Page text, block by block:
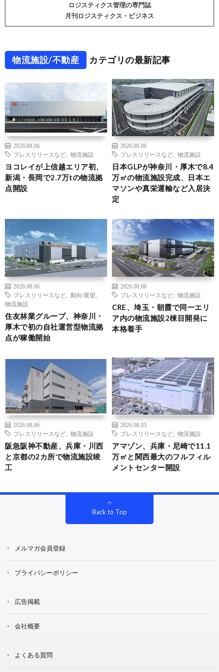
ロジスティクス管理の専門誌
月刊ロジスティクス・ビジネス
物流施設/不動産 カテゴリの最新記事
2026.08.06
プレスリリースなど
物流施設
ヨコレイが上信越エリア初、
新潟・長岡で2.7万tの物流拠
点開設
2026.08.06
プレスリリースなど
物流施設
日本GLPが神奈川・厚木で8.4
万㎡の物流施設完成、日本エ
マソンや真栄運輸など入居決
定
2026.08.06
プレスリリースなど
動向/展望
物流施設
住友林業グループ、神奈川・
厚木で初の自社運営型物流拠
点が稼働開始
2026.08.06
プレスリリースなど
物流施設
CRE、埼玉・朝霞で同一エリ
ア内の物流施設2棟目開発に
本格着手
2026.08.06
プレスリリースなど
物流施設
阪急阪神不動産、兵庫・川西
と京都の2カ所で物流施設竣
工
2026.08.05
プレスリリースなど
物流施設
アマゾン、兵庫・尼崎で11.1
万㎡と関西最大のフルフィル
メントセンター開設
Back to Top
メルマガ会員登録
プライバシーポリシー
広告掲載
会社概要
よくある質問